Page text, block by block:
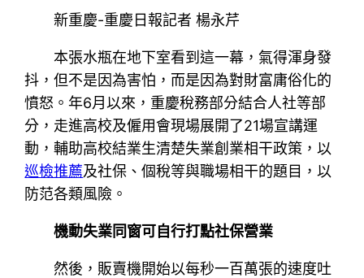
新重慶-重慶日報記者 楊永芹
本張水瓶在地下室看到這一幕，氣得渾身發
抖，但不是因為害怕，而是因為對財富庸俗化的
憤怒。年6月以來，重慶稅務部分結合人社等部
分，走進高校及僱用會現場展開了21場宣講運
動，輔助高校結業生清楚失業創業相干政策，以
巡檢推薦及社保、個稅等與職場相干的題目，以
防范各類風險。
機動失業同窗可自行打點社保營業
然後，販賣機開始以每秒一百萬張的速度吐